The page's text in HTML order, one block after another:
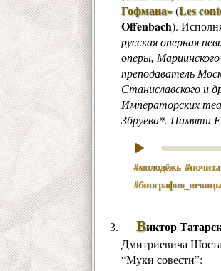
Гофмана»(Les
Offenbach).
русская оперная
оперы,
преподаватель
Станиславского и
Императорских
Збруева*. Памяти
#молодёжь
#биография_певицы
Виктор
Дмитриевича
“Муки совести”: